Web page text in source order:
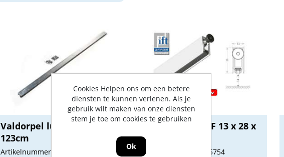
Valdorpel luvema TO20
123cm
Artikelnummer: 1475739
Valdorpel ASGSF 13 x 28 x
930mm
Artikelnummer: 1475754
Cookies Helpen ons om een betere
diensten te kunnen verlenen. Als je
gebruik wilt maken van onze diensten
stem je toe om cookies te gebruiken
Ok